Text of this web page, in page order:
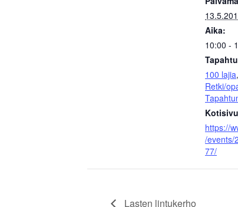
Aika:
10:00 -
100 lajia,
Retki/
https://
/events/
77/
Lasten lintukerho